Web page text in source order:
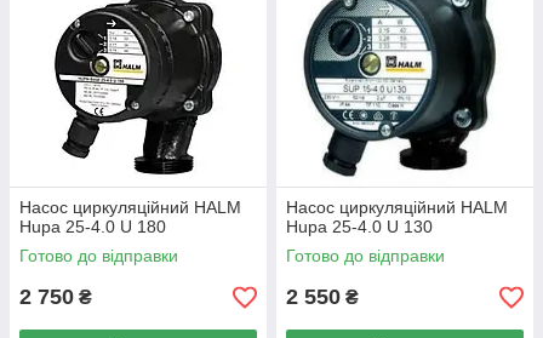
Насос циркуляційний HALM
Hupa 25-4.0 U 180
Готово до відправки
2 750 ₴
Насос циркуляційний HALM
Hupa 25-4.0 U 130
Готово до відправки
2 550 ₴